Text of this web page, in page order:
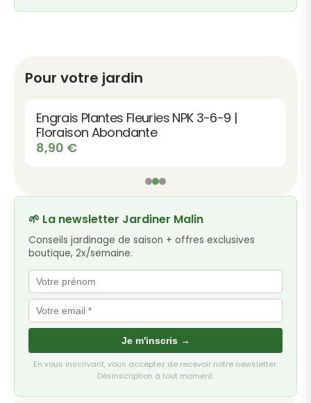
Pour votre jardin
Engrais Plantes Fleuries NPK 3-6-9 |
Floraison Abondante
8,90 €
🌱 La newsletter Jardiner Malin
Conseils jardinage de saison + offres exclusives
boutique, 2x/semaine.
Je m'inscris →
En vous inscrivant, vous acceptez de recevoir notre newsletter.
Désinscription à tout moment.